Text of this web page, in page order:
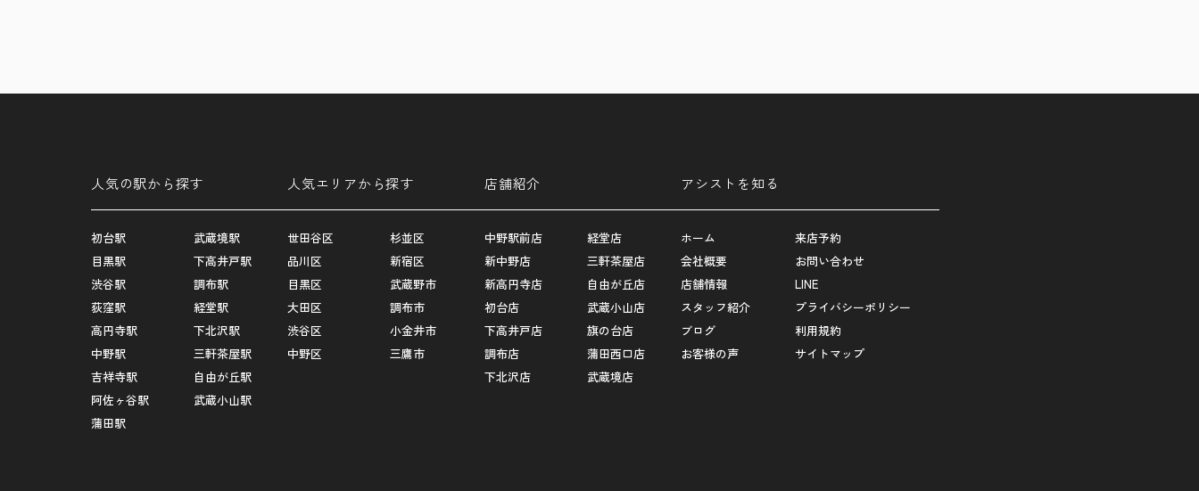
人気の駅から探す
初台駅
目黒駅
渋谷駅
荻窪駅
高円寺駅
中野駅
吉祥寺駅
阿佐ヶ谷駅
蒲田駅
武蔵境駅
下高井戸駅
調布駅
経堂駅
下北沢駅
三軒茶屋駅
自由が丘駅
武蔵小山駅
人気エリアから探す
世田谷区
品川区
目黒区
大田区
渋谷区
中野区
杉並区
新宿区
武蔵野市
調布市
小金井市
三鷹市
店舗紹介
中野駅前店
新中野店
新高円寺店
初台店
下高井戸店
調布店
下北沢店
経堂店
三軒茶屋店
自由が丘店
武蔵小山店
旗の台店
蒲田西口店
武蔵境店
アシストを知る
ホーム
会社概要
店舗情報
スタッフ紹介
ブログ
お客様の声
来店予約
お問い合わせ
LINE
プライバシーポリシー
利用規約
サイトマップ